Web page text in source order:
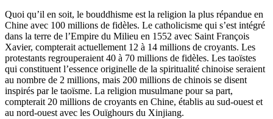
Quoi qu’il en soit, le bouddhisme est la religion la plus répandue en
Chine avec 100 millions de fidèles. Le catholicisme qui s’est intégré
dans la terre de l’Empire du Milieu en 1552 avec Saint François
Xavier, compterait actuellement 12 à 14 millions de croyants. Les
protestants regrouperaient 40 à 70 millions de fidèles. Les taoïstes
qui constituent l’essence originelle de la spiritualité chinoise seraient
au nombre de 2 millions, mais 200 millions de chinois se disent
inspirés par le taoïsme. La religion musulmane pour sa part,
compterait 20 millions de croyants en Chine, établis au sud-ouest et
au nord-ouest avec les Ouïghours du Xinjiang.